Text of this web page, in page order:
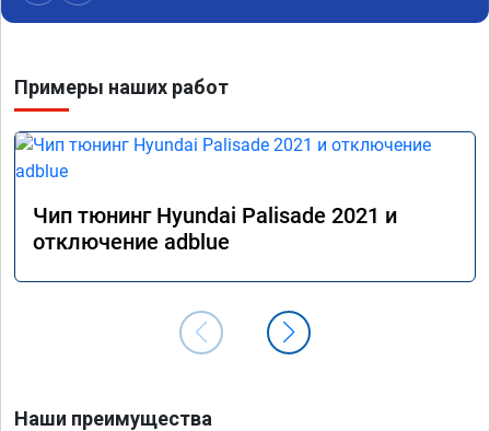
В
Примеры наших работ
Чип тюнинг Hyundai Palisade 2021 и
отключение adblue
Наши преимущества